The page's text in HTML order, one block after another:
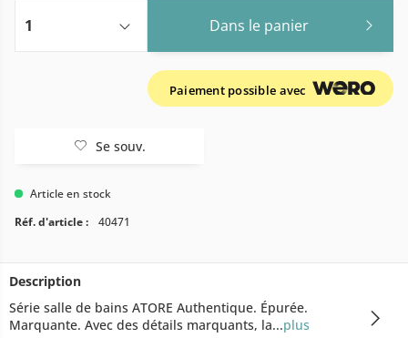
Dans le panier
Paiement possible avec
Se souv.
Article en stock
Réf. d'article :
40471
Description
Série salle de bains ATORE Authentique. Épurée.
Marquante. Avec des détails marquants, la...plus